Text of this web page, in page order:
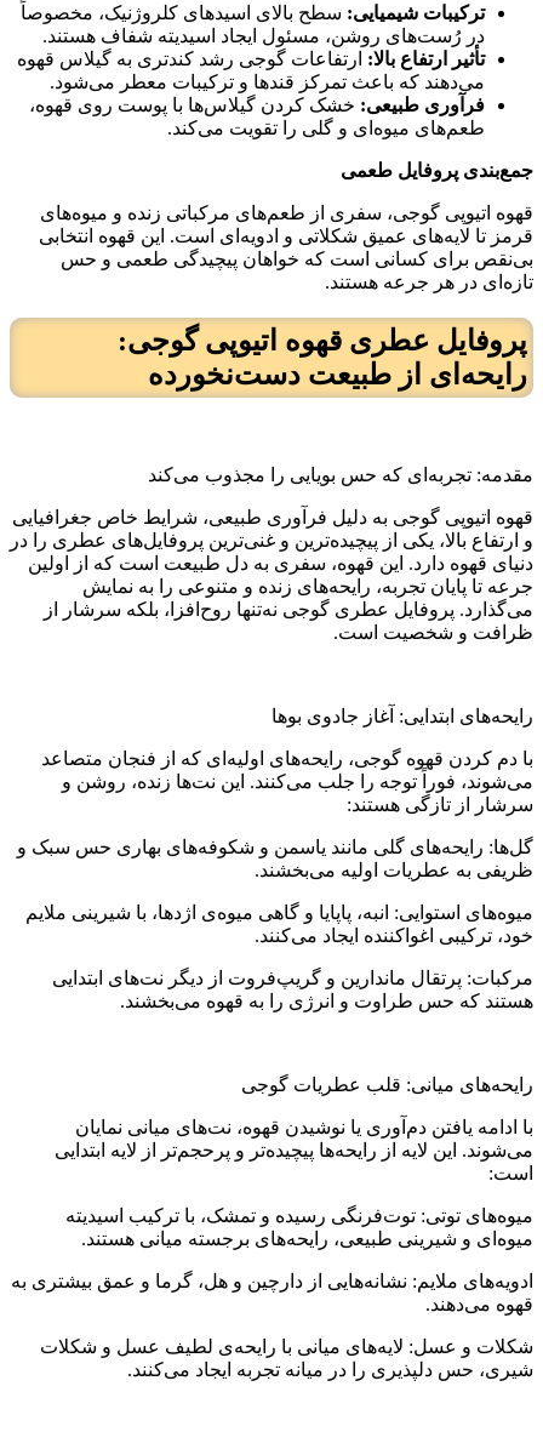
ترکیبات شیمیایی: سطح بالای اسیدهای کلروژنیک، مخصوصاً
در رُست‌های روشن، مسئول ایجاد اسیدیته شفاف هستند.
تأثیر ارتفاع بالا: ارتفاعات گوجی رشد کندتری به گیلاس قهوه
می‌دهند که باعث تمرکز قندها و ترکیبات معطر می‌شود.
فرآوری طبیعی: خشک کردن گیلاس‌ها با پوست روی قهوه،
طعم‌های میوه‌ای و گلی را تقویت می‌کند.
جمع‌بندی پروفایل طعمی
قهوه اتیوپی گوجی، سفری از طعم‌های مرکباتی زنده و میوه‌های
قرمز تا لایه‌های عمیق شکلاتی و ادویه‌ای است. این قهوه انتخابی
بی‌نقص برای کسانی است که خواهان پیچیدگی طعمی و حس
تازه‌ای در هر جرعه هستند.
پروفایل عطری قهوه اتیوپی گوجی:
رایحه‌ای از طبیعت دست‌نخورده
مقدمه: تجربه‌ای که حس بویایی را مجذوب می‌کند
قهوه اتیوپی گوجی به دلیل فرآوری طبیعی، شرایط خاص جغرافیایی
و ارتفاع بالا، یکی از پیچیده‌ترین و غنی‌ترین پروفایل‌های عطری را در
دنیای قهوه دارد. این قهوه، سفری به دل طبیعت است که از اولین
جرعه تا پایان تجربه، رایحه‌های زنده و متنوعی را به نمایش
می‌گذارد. پروفایل عطری گوجی نه‌تنها روح‌افزا، بلکه سرشار از
ظرافت و شخصیت است.
رایحه‌های ابتدایی: آغاز جادوی بوها
با دم کردن قهوه گوجی، رایحه‌های اولیه‌ای که از فنجان متصاعد
می‌شوند، فوراً توجه را جلب می‌کنند. این نت‌ها زنده، روشن و
سرشار از تازگی هستند:
گل‌ها: رایحه‌های گلی مانند یاسمن و شکوفه‌های بهاری حس سبک و
ظریفی به عطریات اولیه می‌بخشند.
میوه‌های استوایی: انبه، پاپایا و گاهی میوه‌ی اژدها، با شیرینی ملایم
خود، ترکیبی اغواکننده ایجاد می‌کنند.
مرکبات: پرتقال ماندارین و گریپ‌فروت از دیگر نت‌های ابتدایی
هستند که حس طراوت و انرژی را به قهوه می‌بخشند.
رایحه‌های میانی: قلب عطریات گوجی
با ادامه یافتن دم‌آوری یا نوشیدن قهوه، نت‌های میانی نمایان
می‌شوند. این لایه از رایحه‌ها پیچیده‌تر و پرحجم‌تر از لایه ابتدایی
است:
میوه‌های توتی: توت‌فرنگی رسیده و تمشک، با ترکیب اسیدیته
میوه‌ای و شیرینی طبیعی، رایحه‌های برجسته میانی هستند.
ادویه‌های ملایم: نشانه‌هایی از دارچین و هل، گرما و عمق بیشتری به
قهوه می‌دهند.
شکلات و عسل: لایه‌های میانی با رایحه‌ی لطیف عسل و شکلات
شیری، حس دلپذیری را در میانه تجربه ایجاد می‌کنند.